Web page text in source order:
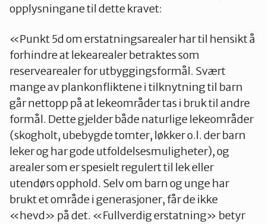
opplysningane til dette kravet:
«Punkt 5d om erstatningsarealer har til hensikt å
forhindre at lekearealer betraktes som
reservearealer for utbyggingsformål. Svært
mange av plankonfliktene i tilknytning til barn
går nettopp på at lekeområder tas i bruk til andre
formål. Dette gjelder både naturlige lekeområder
(skogholt, ubebygde tomter, løkker o.l. der barn
leker og har gode utfoldelsesmuligheter), og
arealer som er spesielt regulert til lek eller
utendørs opphold. Selv om barn og unge har
brukt et område i generasjoner, får de ikke
«hevd» på det. «Fullverdig erstatning» betyr